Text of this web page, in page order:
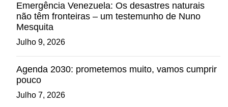
Emergência Venezuela: Os desastres naturais
não têm fronteiras – um testemunho de Nuno
Mesquita
Julho 9, 2026
Agenda 2030: prometemos muito, vamos cumprir
pouco
Julho 7, 2026